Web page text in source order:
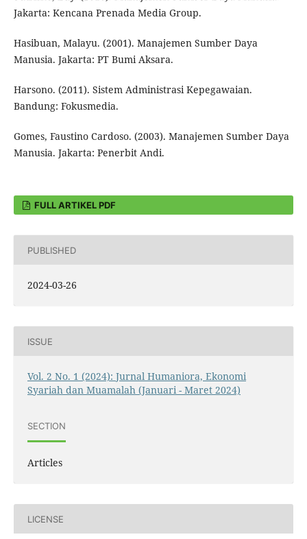
Jakarta: Kencana Prenada Media Group.
Hasibuan, Malayu. (2001). Manajemen Sumber Daya
Manusia. Jakarta: PT Bumi Aksara.
Harsono. (2011). Sistem Administrasi Kepegawaian.
Bandung: Fokusmedia.
Gomes, Faustino Cardoso. (2003). Manajemen Sumber Daya
Manusia. Jakarta: Penerbit Andi.
FULL ARTIKEL PDF
PUBLISHED
2024-03-26
ISSUE
Vol. 2 No. 1 (2024): Jurnal Humaniora, Ekonomi
Syariah dan Muamalah (Januari - Maret 2024)
SECTION
Articles
LICENSE